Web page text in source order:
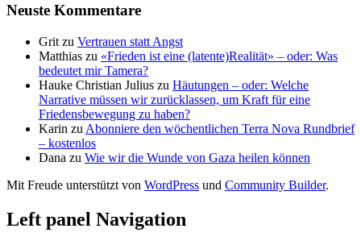
Neuste Kommentare
Grit zu Vertrauen statt Angst
Matthias zu «Frieden ist eine (latente)Realität» – oder: Was
bedeutet mir Tamera?
Hauke Christian Julius zu Häutungen – oder: Welche
Narrative müssen wir zurücklassen, um Kraft für eine
Friedensbewegung zu haben?
Karin zu Abonniere den wöchentlichen Terra Nova Rundbrief
– kostenlos
Dana zu Wie wir die Wunde von Gaza heilen können
Mit Freude unterstützt von WordPress und Community Builder.
Left panel Navigation